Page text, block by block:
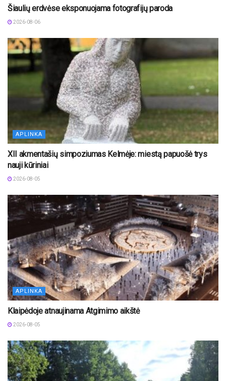
Šiaulių erdvėse eksponuojama fotografijų paroda
2026-08-06
APLINKA
XII akmentašių simpoziumas Kelmėje: miestą papuošė trys
nauji kūriniai
2026-08-05
APLINKA
Klaipėdoje atnaujinama Atgimimo aikštė
2026-08-05